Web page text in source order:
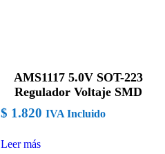
AMS1117 5.0V SOT-223
Regulador Voltaje SMD
$ 1.820 IVA Incluido
Leer más